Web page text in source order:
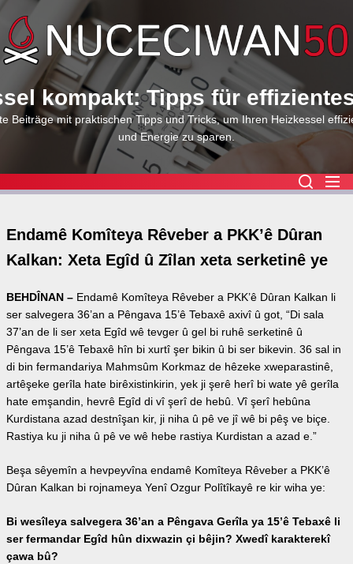
to
the
content
kompakt: Tipps für
Beiträge mit praktischen Tipps und Tricks, um Ihren Heizkessel
und Energie zu sparen.
Endamê Komîteya Rêveber a PKK’ê Dûran
Kalkan: Xeta Egîd û Zîlan xeta serketinê ye
BEHDÎNAN – Endamê Komîteya Rêveber a PKK’ê Dûran Kalkan li
ser salvegera 36’an a Pêngava 15’ê Tebaxê axivî û got, “Di sala
37’an de li ser xeta Egîd wê tevger û gel bi ruhê serketinê û
Pêngava 15’ê Tebaxê hîn bi xurtî şer bikin û bi ser bikevin. 36 sal in
di bin fermandariya Mahmsûm Korkmaz de hêzeke xweparastinê,
artêşeke gerîla hate birêxistinkirin, yek ji şerê herî bi wate yê gerîla
hate emşandin, hevrê Egîd di vî şerî de hebû. Vî şerî hebûna
Kurdistana azad destnîşan kir, ji niha û pê ve jî wê bi pêş ve biçe.
Rastiya ku ji niha û pê ve wê hebe rastiya Kurdistan a azad e.”
Beşa sêyemîn a hevpeyvîna endamê Komîteya Rêveber a PKK’ê
Dûran Kalkan bi rojnameya Yenî Ozgur Polîtîkayê re kir wiha ye:
Bi wesîleya salvegera 36’an a Pêngava Gerîla ya 15’ê Tebaxê li
ser fermandar Egîd hûn dixwazin çi bêjin? Xwedî karakterekî
çawa bû?